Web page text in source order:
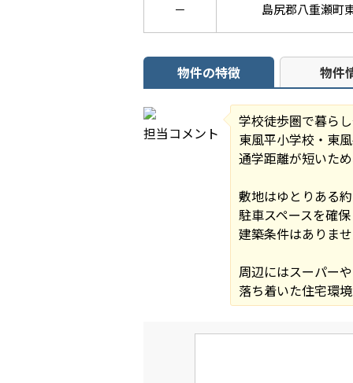
－ 島尻郡八重瀬町
物件の特徴 物件
担当コメント
学校徒歩圏で暮ら
東風平小学校・東
通学距離が短いた
敷地はゆとりある
駐車スペースを確
建築条件はありま
周辺にはスーパー
落ち着いた住宅環